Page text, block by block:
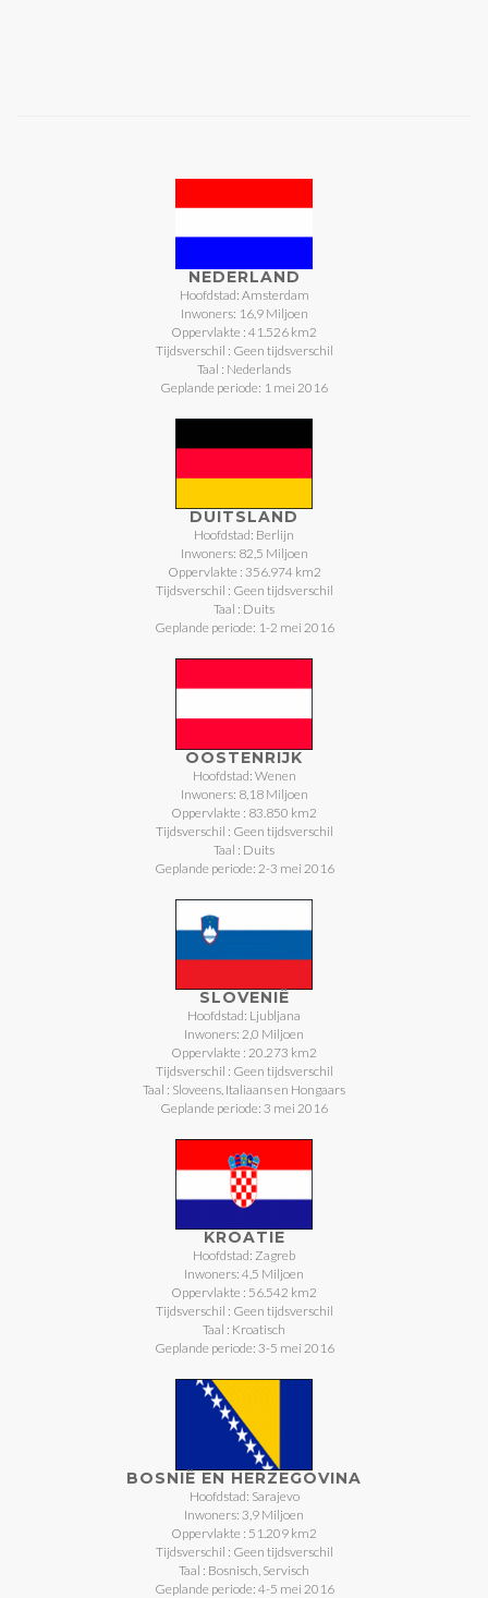
NEDERLAND
Hoofdstad: Amsterdam
Inwoners: 16,9 Miljoen
Oppervlakte : 41.526 km2
Tijdsverschil : Geen tijdsverschil
Taal : Nederlands
Geplande periode: 1 mei 2016
DUITSLAND
Hoofdstad: Berlijn
Inwoners: 82,5 Miljoen
Oppervlakte : 356.974 km2
Tijdsverschil : Geen tijdsverschil
Taal : Duits
Geplande periode: 1-2 mei 2016
OOSTENRIJK
Hoofdstad: Wenen
Inwoners: 8,18 Miljoen
Oppervlakte : 83.850 km2
Tijdsverschil : Geen tijdsverschil
Taal : Duits
Geplande periode: 2-3 mei 2016
SLOVENIË
Hoofdstad: Ljubljana
Inwoners: 2,0 Miljoen
Oppervlakte : 20.273 km2
Tijdsverschil : Geen tijdsverschil
Taal : Sloveens, Italiaans en Hongaars
Geplande periode: 3 mei 2016
KROATIE
Hoofdstad: Zagreb
Inwoners: 4,5 Miljoen
Oppervlakte : 56.542 km2
Tijdsverschil : Geen tijdsverschil
Taal : Kroatisch
Geplande periode: 3-5 mei 2016
BOSNIË EN HERZEGOVINA
Hoofdstad: Sarajevo
Inwoners: 3,9 Miljoen
Oppervlakte : 51.209 km2
Tijdsverschil : Geen tijdsverschil
Taal : Bosnisch, Servisch
Geplande periode: 4-5 mei 2016